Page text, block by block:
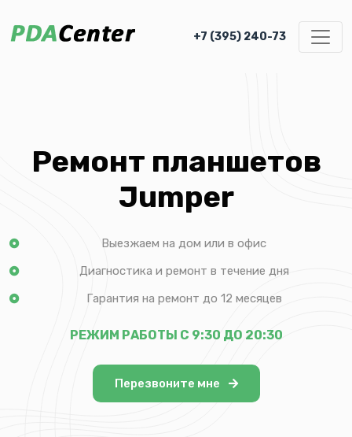
+7 (395) 240-73
Ремонт планшетов
Jumper
Выезжаем на дом или в офис
Диагностика и ремонт в течение дня
Гарантия на ремонт до 12 месяцев
РЕЖИМ РАБОТЫ С 9:30 ДО 20:30
Перезвоните мне